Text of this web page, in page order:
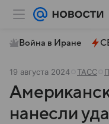
Война в Иране
19 августа 2024 ТАСС
нанесли